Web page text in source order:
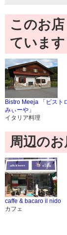
このお
ています
Bistro Meeja 「ビスト
みぃーや」
イタリア料理
周辺の
caffe & bacaro il nido
カフェ